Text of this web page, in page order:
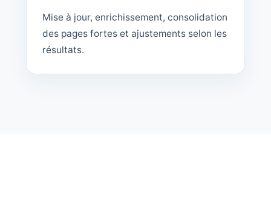
Mise à jour, enrichissement, consolidation
des pages fortes et ajustements selon les
résultats.